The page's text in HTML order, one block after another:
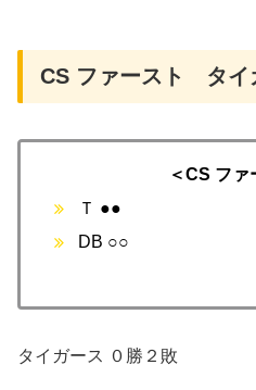
CS ファースト タイ
＜CS ファ
Ｔ ●●
DB ○○
タイガース ０勝２敗